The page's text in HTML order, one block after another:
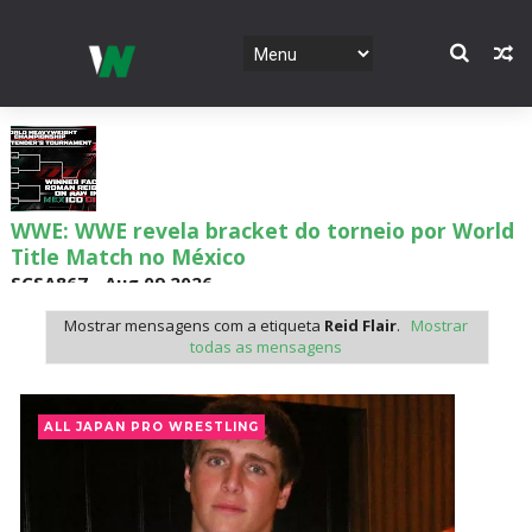
WWE: WWE revela bracket do torneio por World
Title Match no México
SCSA867- Aug 09 2026
WWE: Possível data de regresso de Rhea Ripley
revelada
SCSA867-Aug 09 2026
Mostrar mensagens com a etiqueta Reid Flair.
Mostrar
todas as mensagens
ALL JAPAN PRO WRESTLING